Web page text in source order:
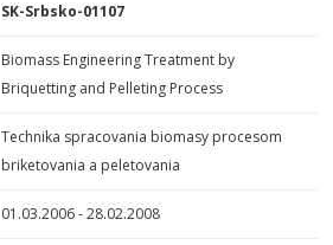
SK-Srbsko-01107
Biomass Engineering Treatment by
Briquetting and Pelleting Process
Technika spracovania biomasy procesom
briketovania a peletovania
01.03.2006 - 28.02.2008